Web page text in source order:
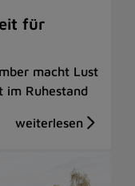
für
macht Lust
im Ruhestand